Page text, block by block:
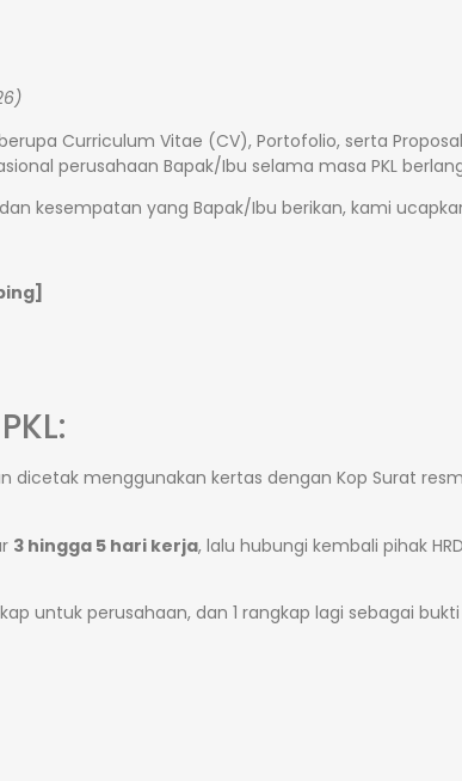
Curriculum Vitae (CV), Portofolio, serta Proposal
perusahaan Bapak/Ibu selama masa PKL
kesempatan yang Bapak/Ibu berikan, kami
dicetak menggunakan kertas dengan Kop Surat
3 hingga 5 hari kerja, lalu hubungi kembali pihak
untuk perusahaan, dan 1 rangkap lagi sebagai